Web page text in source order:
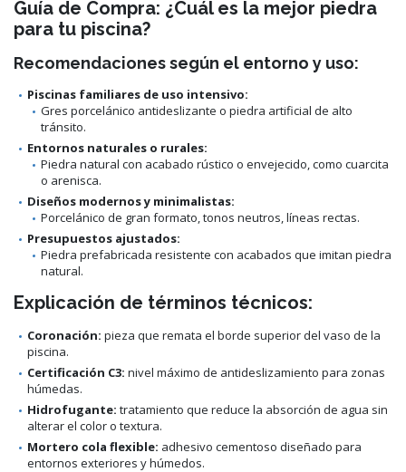
Guía de Compra: ¿Cuál es la mejor piedra
para tu piscina?
Recomendaciones según el entorno y uso:
Piscinas familiares de uso intensivo:
Gres porcelánico antideslizante o piedra artificial de alto
tránsito.
Entornos naturales o rurales:
Piedra natural con acabado rústico o envejecido, como cuarcita
o arenisca.
Diseños modernos y minimalistas:
Porcelánico de gran formato, tonos neutros, líneas rectas.
Presupuestos ajustados:
Piedra prefabricada resistente con acabados que imitan piedra
natural.
Explicación de términos técnicos:
Coronación: pieza que remata el borde superior del vaso de la
piscina.
Certificación C3: nivel máximo de antideslizamiento para zonas
húmedas.
Hidrofugante: tratamiento que reduce la absorción de agua sin
alterar el color o textura.
Mortero cola flexible: adhesivo cementoso diseñado para
entornos exteriores y húmedos.